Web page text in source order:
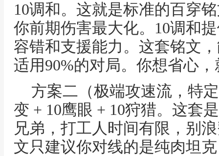
10调和。这就是标准的百穿
你前期伤害最大化。10调和
容错和支援能力。这套铭文
适用90%的对局。你想省心
方案二（极端攻速流，特
变 + 10鹰眼 + 10狩猎。这套
兄弟，打工人时间有限，别
文只建议你对线的是纯肉坦